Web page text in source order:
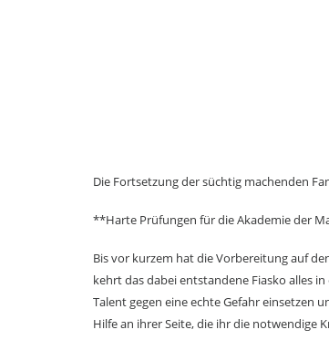
Die Fortsetzung der süchtig machenden
**Harte Prüfungen für die Akademie der
Bis vor kurzem hat die Vorbereitung auf
kehrt das dabei entstandene Fiasko alles
Talent gegen eine echte Gefahr einsetzen
Hilfe an ihrer Seite, die ihr die notwendige